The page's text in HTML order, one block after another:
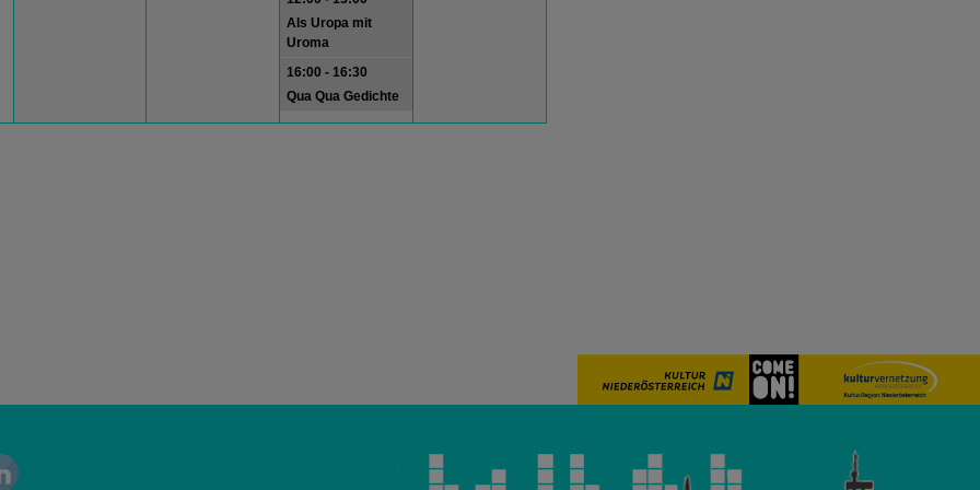
Als Uropa mit
Uroma
16:00 - 16:30
Qua Qua Gedichte